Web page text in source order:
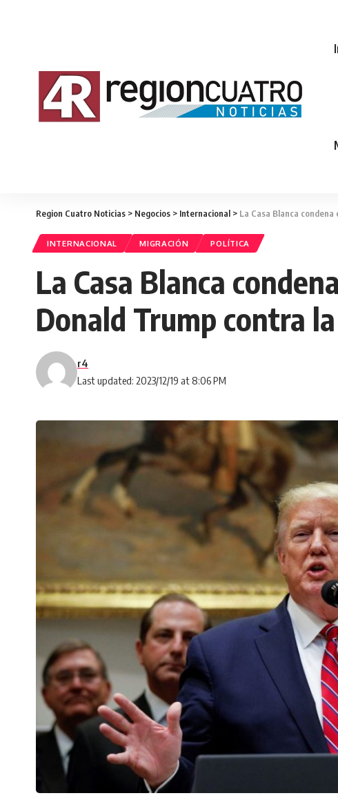
Region Cuatro Noticias > Negocios > Internacional > La Casa Blanca
INTERNACIONAL MIGRACIÓN POLÍTICA
La Casa Blanca
Donald Trump contra
Last updated: 2023/12/19 at 8:06 PM
r4